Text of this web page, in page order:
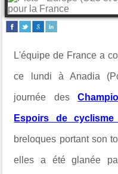
L'équipe de France a
ce lundi à Anadia
journée des
Espoirs de
breloques portant son
elles a été glanée